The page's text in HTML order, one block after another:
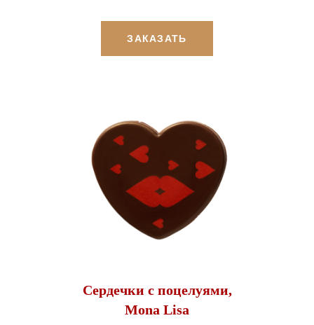
ЗАКАЗАТЬ
Сердечки с поцелуями,
Mona Lisa